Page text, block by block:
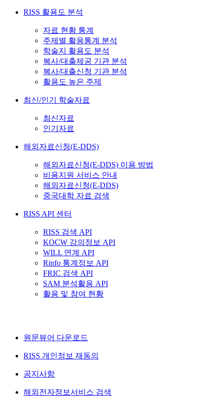
RISS 활용도 분석
자료 현황 통계
주제별 활용통계 분석
학술지 활용도 분석
복사/대출제공 기관 분석
복사/대출신청 기관 분석
활용도 높은 주제
최신/인기 학술자료
최신자료
인기자료
해외자료신청(E-DDS)
해외자료신청(E-DDS) 이용 방법
비용지원 서비스 안내
해외자료신청(E-DDS)
중국대학 자료 검색
RISS API 센터
RISS 검색 API
KOCW 강의정보 API
WILL 연계 API
Rinfo 통계정보 API
FRIC 검색 API
SAM 분석활용 API
활용 및 참여 현황
원문뷰어 다운로드
RISS 개인정보 재동의
공지사항
해외전자정보서비스 검색